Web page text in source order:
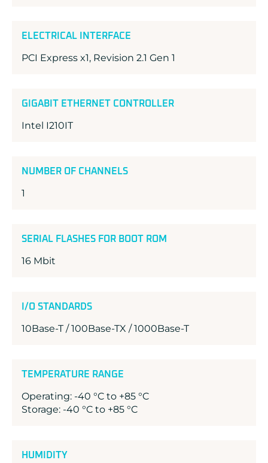
ELECTRICAL INTERFACE
PCI Express x1, Revision 2.1 Gen 1
GIGABIT ETHERNET CONTROLLER
Intel I210IT
NUMBER OF CHANNELS
1
SERIAL FLASHES FOR BOOT ROM
16 Mbit
I/O STANDARDS
10Base-T / 100Base-TX / 1000Base-T
TEMPERATURE RANGE
Operating: -40 °C to +85 °C
Storage: -40 °C to +85 °C
HUMIDITY